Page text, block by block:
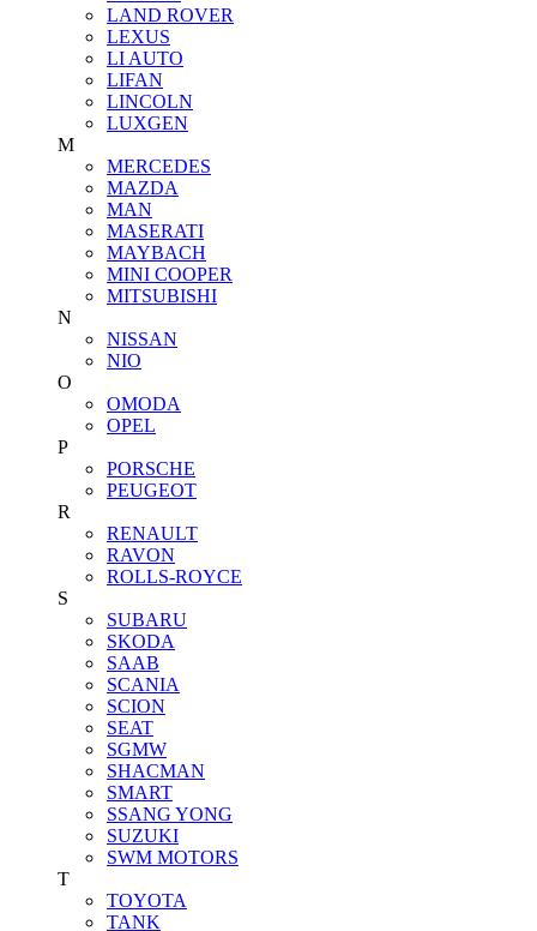
LAND ROVER
LEXUS
LI AUTO
LIFAN
LINCOLN
LUXGEN
M
MERCEDES
MAZDA
MAN
MASERATI
MAYBACH
MINI COOPER
MITSUBISHI
N
NISSAN
NIO
O
OMODA
OPEL
P
PORSCHE
PEUGEOT
R
RENAULT
RAVON
ROLLS-ROYCE
S
SUBARU
SKODA
SAAB
SCANIA
SCION
SEAT
SGMW
SHACMAN
SMART
SSANG YONG
SUZUKI
SWM MOTORS
T
TOYOTA
TANK